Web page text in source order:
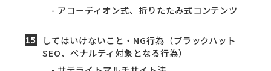
アコーディオン式、折りたたみ式コンテンツ
してはいけないこと・NG行為（ブラックハット
SEO、ペナルティ対象となる行為）